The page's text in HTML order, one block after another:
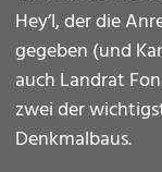
Hey’l, der die
gegeben (und
auch Landrat
zwei der
Denkmalbaus.